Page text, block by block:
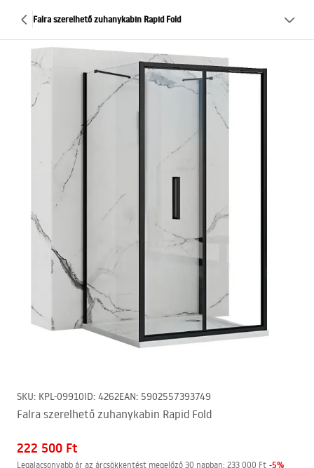
Falra szerelhető zuhanykabin Rapid Fold
SKU: KPL-09910ID: 4262EAN: 5902557393749
Falra szerelhető zuhanykabin Rapid Fold
222 500 Ft
Legalacsonyabb ár az árcsökkentést megelőző 30 napban: 233 000 Ft -5%